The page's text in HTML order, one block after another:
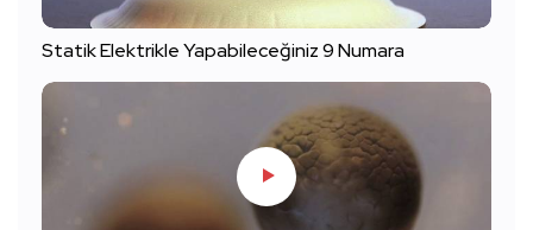
Statik Elektrikle Yapabileceğiniz 9 Numara